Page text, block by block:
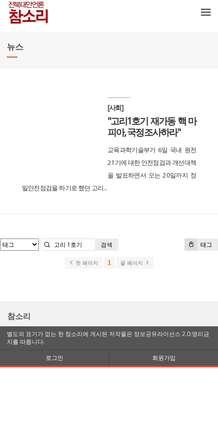
뉴스
[사회]
"고리1호기 재가동 핵 마
피아, 국정조사하라"
교육과학기술부가 6일 국내 원전
21기에 대한 안전점검과 개선대책
을 발표하면서 오는 20일까지 정
밀안전점검을 하기로 했던 고리...
태그
검색
첫 페이지 1 끝 페이지
참소리
별도의 표기가 없는 한 참소리에 게시된 저작물은 정보공유라이선스 2.0:영리금
지를 따릅니다.
로그인
회원가입